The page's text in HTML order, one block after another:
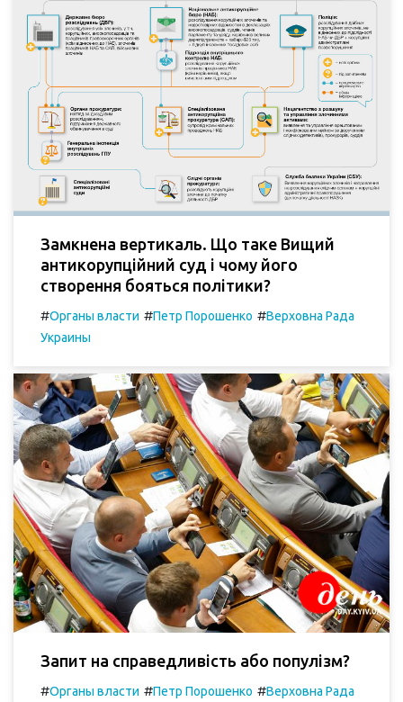
Замкнена вертикаль. Що таке Вищий
антикорупційний суд і чому його
створення бояться політики?
#Органы власти #Петр Порошенко #Верховна Рада
Украины
Запит на справедливість або популізм?
#Органы власти #Петр Порошенко #Верховна Рада